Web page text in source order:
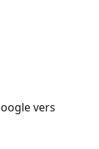
vers